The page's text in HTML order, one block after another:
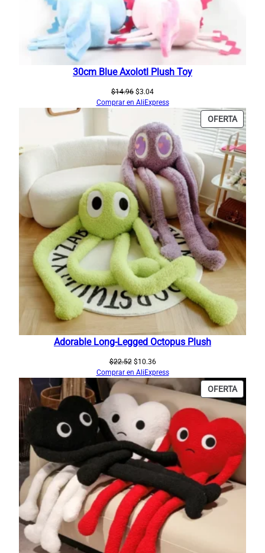
7
0
30cm Blue Axolotl Plush Toy
$14.96 El
precio
era:
$14.96.
$3.04El
precio
es:
$3.04.
Comprar en AliExpress
OFERTA
EN
Adorable Long-Legged Octopus Plush
$22.52 El
precio
original
era:
$22.52.
$10.36El
precio
actual
$10.36.
Comprar en AliExpress
OFERTA
EN